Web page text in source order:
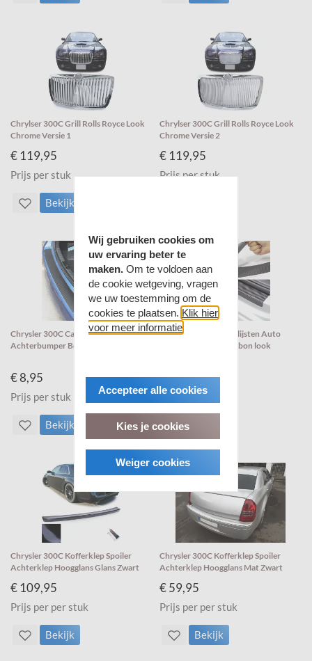
Chrylser 300C Grill Rolls Royce Look
Chrome Versie 1
€ 119,95
Prijs per stuk
Bekijk
Chrylser 300C Grill Rolls Royce Look
Chrome Versie 2
€ 119,95
Prijs per stuk
Chrysler 300C Carbon Auto
Achterbumper Bescherm Folie
€ 8,95
Prijs per stuk
Bekijk
Chrysler 300C Instaplijsten Auto
Autodeur sticker Carbon look
€ 11,95
Prijs per stuk
Chrysler 300C Kofferklep Spoiler
Achterklep Hoogglans Glans Zwart
€ 109,95
Prijs per per stuk
Bekijk
Chrysler 300C Kofferklep Spoiler
Achterklep Hoogglans Mat Zwart
€ 59,95
Prijs per per stuk
Bekijk
Wij gebruiken cookies om
uw ervaring beter te
maken. Om te voldoen aan
de cookie wetgeving, vragen
we uw toestemming om de
cookies te plaatsen. Klik hier
voor meer informatie
Accepteer alle cookies
Kies je cookies
Weiger cookies